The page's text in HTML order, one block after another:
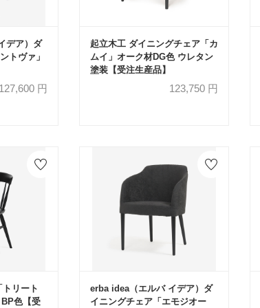
デア）ダ
トヴァ」
円
起立木工 ダイニングチェア「カ
ムイ」オーク材DG色 ウレタン
塗装【受注生産品】
123,750 円
リート
色【受
erba idea（エルバ イデア）ダ
イニングチェア「エモジオー